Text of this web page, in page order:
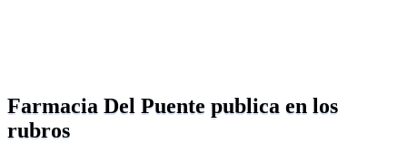
Farmacia Del Puente publica en los
rubros